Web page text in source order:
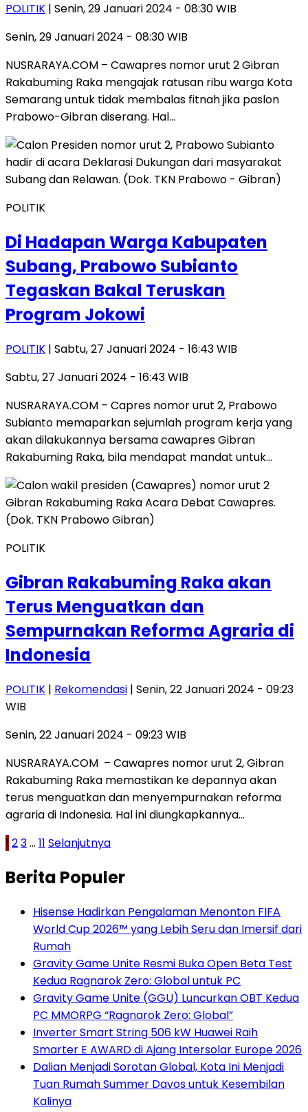
POLITIK | Senin, 29 Januari 2024 - 08:30 WIB
Senin, 29 Januari 2024 - 08:30 WIB
NUSRARAYA.COM – Cawapres nomor urut 2 Gibran
Rakabuming Raka mengajak ratusan ribu warga Kota
Semarang untuk tidak membalas fitnah jika paslon
Prabowo-Gibran diserang. Hal…
POLITIK
Di Hadapan Warga Kabupaten
Subang, Prabowo Subianto
Tegaskan Bakal Teruskan
Program Jokowi
POLITIK | Sabtu, 27 Januari 2024 - 16:43 WIB
Sabtu, 27 Januari 2024 - 16:43 WIB
NUSRARAYA.COM – Capres nomor urut 2, Prabowo
Subianto memaparkan sejumlah program kerja yang
akan dilakukannya bersama cawapres Gibran
Rakabuming Raka, bila mendapat mandat untuk…
POLITIK
Gibran Rakabuming Raka akan
Terus Menguatkan dan
Sempurnakan Reforma Agraria di
Indonesia
POLITIK | Rekomendasi | Senin, 22 Januari 2024 - 09:23
WIB
Senin, 22 Januari 2024 - 09:23 WIB
NUSRARAYA.COM – Cawapres nomor urut 2, Gibran
Rakabuming Raka memastikan ke depannya akan
terus menguatkan dan menyempurnakan reforma
agraria di Indonesia. Hal ini diungkapkannya…
Paginasi
1 23… 11 Selanjutnya
Berita Populer
Hisense Hadirkan Pengalaman Menonton FIFA
World Cup 2026™ yang Lebih Seru dan Imersif dari
Rumah
Gravity Game Unite Resmi Buka Open Beta Test
Kedua Ragnarok Zero: Global untuk PC
Gravity Game Unite (GGU) Luncurkan OBT Kedua
PC MMORPG “Ragnarok Zero: Global”
Inverter Smart String 506 kW Huawei Raih
Smarter E AWARD di Ajang Intersolar Europe 2026
Dalian Menjadi Sorotan Global, Kota Ini Menjadi
Tuan Rumah Summer Davos untuk Kesembilan
Kalinya